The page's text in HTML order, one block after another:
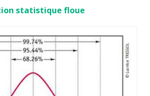
statistique floue